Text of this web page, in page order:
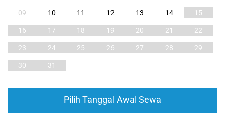
09 10 11 12 13 14 15
16 17 18 19 20 21 22
23 24 25 26 27 28 29
30 31
Pilih Tanggal Awal Sewa